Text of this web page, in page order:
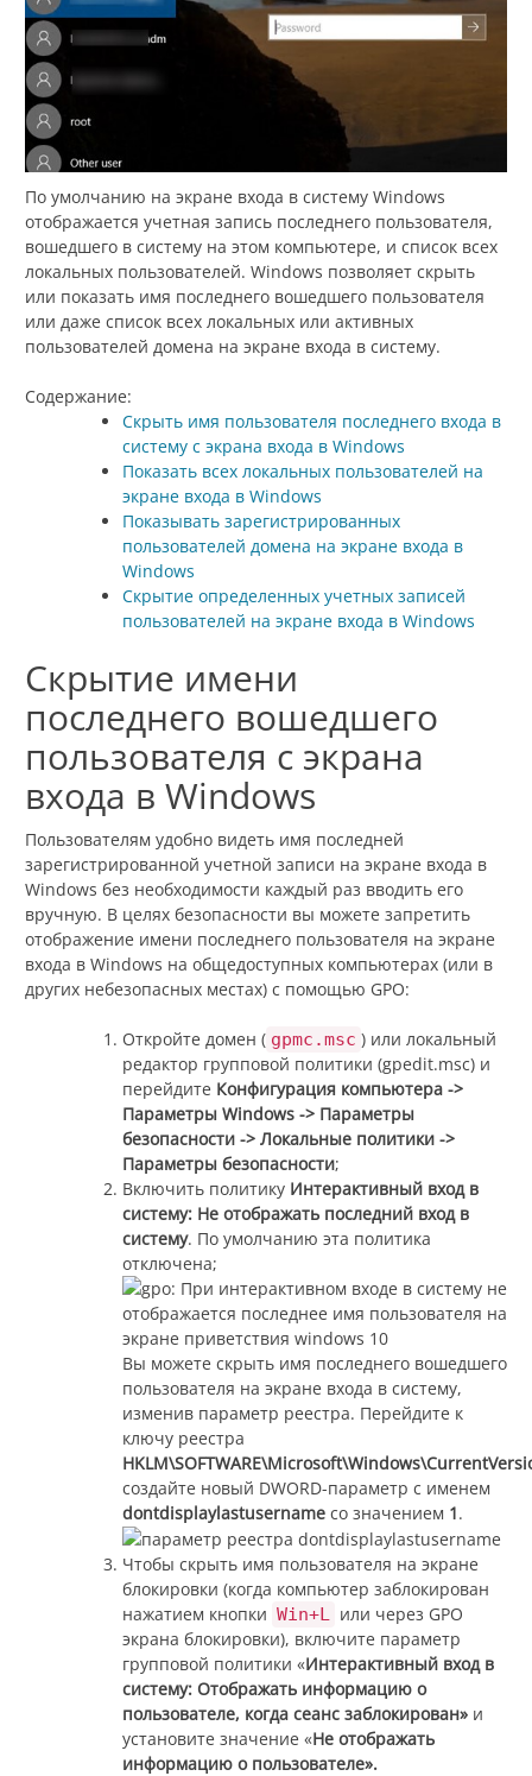
По умолчанию на экране входа в систему Windows
отображается учетная запись последнего пользователя,
вошедшего в систему на этом компьютере, и список всех
локальных пользователей. Windows позволяет скрыть
или показать имя последнего вошедшего пользователя
или даже список всех локальных или активных
пользователей домена на экране входа в систему.
Содержание:
Скрыть имя пользователя последнего входа в
систему с экрана входа в Windows
Показать всех локальных пользователей на
экране входа в Windows
Показывать зарегистрированных
пользователей домена на экране входа в
Windows
Скрытие определенных учетных записей
пользователей на экране входа в Windows
Скрытие имени
последнего вошедшего
пользователя с экрана
входа в Windows
Пользователям удобно видеть имя последней
зарегистрированной учетной записи на экране входа в
Windows без необходимости каждый раз вводить его
вручную. В целях безопасности вы можете запретить
отображение имени последнего пользователя на экране
входа в Windows на общедоступных компьютерах (или в
других небезопасных местах) с помощью GPO:
Откройте домен ( gpmc.msc ) или локальный
редактор групповой политики (gpedit.msc) и
перейдите Конфигурация компьютера ->
Параметры Windows -> Параметры
безопасности -> Локальные политики ->
Параметры безопасности;
Включить политику Интерактивный вход в
систему: Не отображать последний вход в
систему. По умолчанию эта политика
отключена;
Вы можете скрыть имя последнего вошедшего
пользователя на экране входа в систему,
изменив параметр реестра. Перейдите к
ключу реестра
создайте новый DWORD-параметр с именем
dontdisplaylastusername со значением 1.
Чтобы скрыть имя пользователя на экране
блокировки (когда компьютер заблокирован
нажатием кнопки Win+L или через GPO
экрана блокировки), включите параметр
групповой политики «Интерактивный вход в
систему: Отображать информацию о
пользователе, когда сеанс заблокирован» и
установите значение «Не отображать
информацию о пользователе».